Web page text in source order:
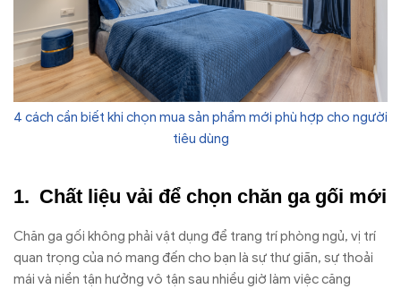
4 cách cần biết khi chọn mua sản phẩm mới phù hợp cho người
tiêu dùng
Chất liệu vải để chọn chăn ga gối mới
Chăn ga gối không phải vật dụng để trang trí phòng ngủ, vị trí
quan trọng của nó mang đến cho bạn là sự thư giãn, sự thoải
mái và niền tận hưởng vô tận sau nhiều giờ làm việc căng